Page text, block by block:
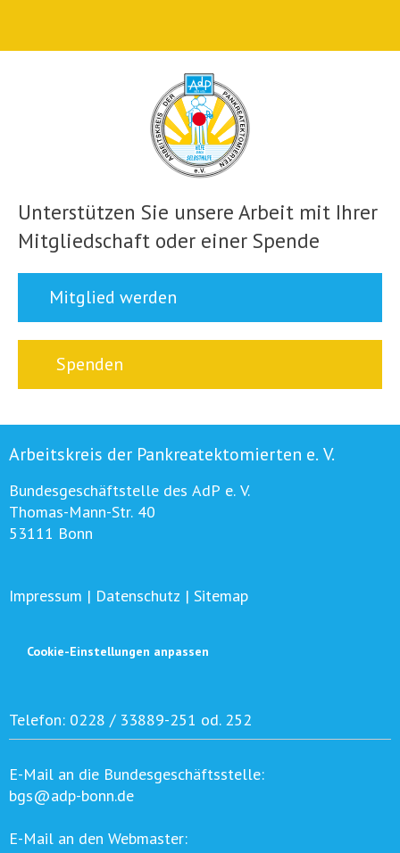
Unterstützen Sie unsere Arbeit mit Ihrer
Mitgliedschaft oder einer Spende
Mitglied werden
Spenden
Arbeitskreis der Pankreatektomierten e. V.
Bundesgeschäftstelle des AdP e. V.
Thomas-Mann-Str. 40
53111 Bonn
Impressum | Datenschutz | Sitemap
Cookie-Einstellungen anpassen
Telefon: 0228 / 33889-251 od. 252
E-Mail an die Bundesgeschäftsstelle:
bgs@adp-bonn.de
E-Mail an den Webmaster: